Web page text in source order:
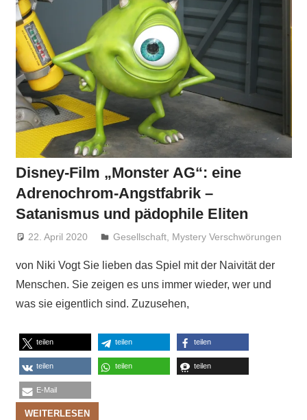
Disney-Film „Monster AG“: eine
Adrenochrom-Angstfabrik –
Satanismus und pädophile Eliten
22. April 2020 Niki Vogt
Gesellschaft Mystery Verschwörungen
von Niki Vogt Sie lieben das Spiel mit der Naivität der
Menschen. Sie zeigen es uns immer wieder, wer und
was sie eigentlich sind. Zuzusehen,
teilen teilen teilen
teilen teilen teilen
E-Mail
WEITERLESEN